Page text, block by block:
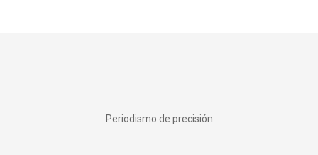
Periodismo de precisión